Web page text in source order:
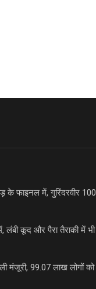
के फाइनल में, गुरिंदरवीर 100
लंबी कूद और पैरा तैराकी में भी
मंजूरी, 99.07 लाख लोगों को